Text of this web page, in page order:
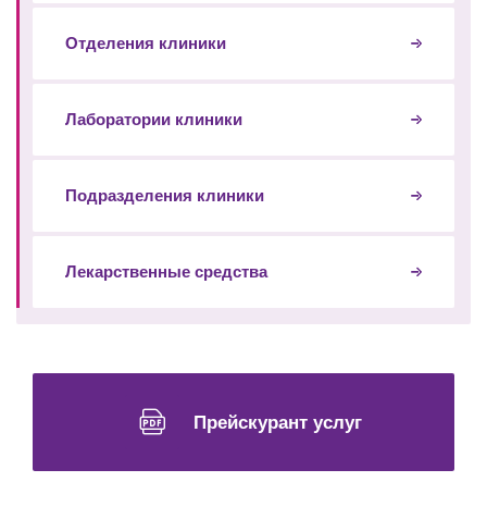
Отделения клиники
Лаборатории клиники
Подразделения клиники
Лекарственные средства
Прейскурант услуг